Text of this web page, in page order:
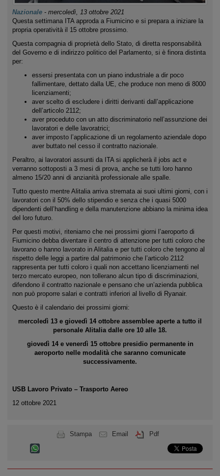
Nazionale - mercoledì, 13 ottobre 2021
Questa settimana ITA approda a Fiumicino e si prepara a iniziare la
propria operatività il 15 ottobre prossimo.
Questa compagnia di proprietà dello Stato, di diretta responsabilità
del Governo e di indirizzo politico del Parlamento, si è finora distinta
per:
essersi presentata con un piano industriale a dir poco
fallimentare, dettato dalla UE, che produce non meno di 8000
licenziamenti;
aver scelto di escludere i diritti derivanti dall’applicazione
dell’articolo 2112;
aver proceduto con un atto discriminatorio nell’assunzione dei
lavoratori e delle lavoratrici;
aver imposto l’applicazione di un regolamento aziendale dopo
aver buttato nel cesso il contratto nazionale.
Peraltro, ai lavoratori assunti da ITA si applicherà il jobs act e
verranno sottoposti a 3 mesi di prova, anche se tutti loro hanno
almeno 15/20 anni di anzianità professionale alle spalle.
Tutto questo mentre Alitalia arriva stremata ai suoi ultimi giorni, con i
lavoratori con il 50% dello stipendio e senza che i quasi 5000
dipendenti dell’handling e della manutenzione abbiano la minima idea
del loro futuro.
Per questi motivi, riteniamo che nei prossimi giorni l’aeroporto di
Fiumicino debba diventare il centro di attenzione per tutti coloro che
lavorano o hanno lavorato in Alitalia e per tutti coloro che tengono al
rispetto delle leggi a partire dal patrimonio che l’articolo 2112
rappresenta per tutti coloro i quali non accettano licenziamenti nel
terzo mercato europeo, non tollerano alcun tipo di discriminazioni,
difendono il contratto nazionale e pensano che un’azienda pubblica
non può proporre salari e contratti inferiori al livello di Ryanair.
Questo è il calendario dei prossimi giorni:
mercoledì 13 e giovedì 14 ottobre assemblee aperte a tutto il
personale Alitalia dalle ore 10 alle 18.
giovedì 14 e venerdì 15 ottobre presidio permanente in
aeroporto nelle modalità che saranno comunicate
successivamente.
USB Lavoro Privato – Trasporto Aereo
12 ottobre 2021
Stampa Email Pdf